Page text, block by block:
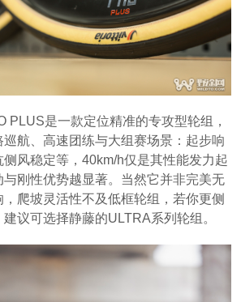
PLUS是一款定位精准的专攻型轮组，
航、高速团练与大组赛场景：起步响
风稳定等，40km/h仅是其性能发力起
与刚性优势越显著。当然它并非完美无
爬坡灵活性不及低框轮组，若你更侧
议可选择静藤的ULTRA系列轮组。